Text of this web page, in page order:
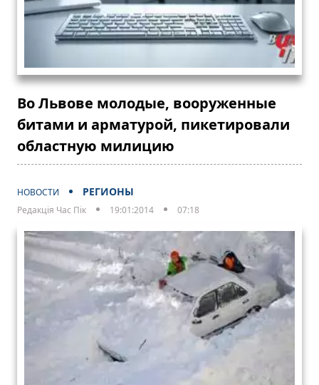
Во Львове молодые, вооруженные
битами и арматурой, пикетировали
областную милицию
НОВОСТИ РЕГИОНЫ
Редакція Час Пік 19:01:2014 07:18